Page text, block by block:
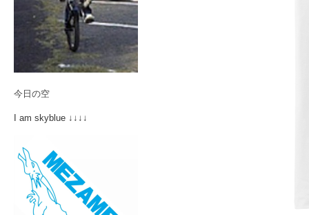
今日の空
I am skyblue ↓↓↓↓